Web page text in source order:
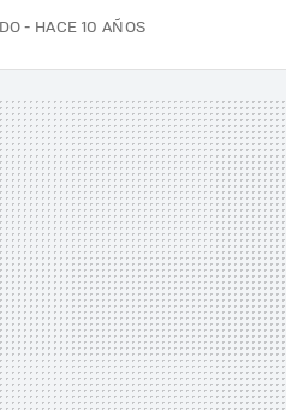
HACE 10 AÑOS